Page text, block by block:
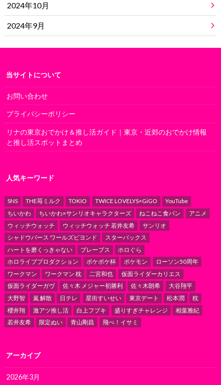
2024年10月
2024年9月
当サイトについて
お問い合わせ
プライバシーポリシー
リナの東京おでかけ＆推し活ガイド｜東京・近郊のおでかけ情報
と推し活スポットまとめ
人気キーワード
SNS THE苺ミルク TOKIO TWICE LOVELYS×GiGO
YouTube
ちいかわ
ちいかわ×サンリオキャラクターズ ねこねこ食パン
アニメ
ウィッチウォッチ
ウィッチウォッチ 若井友希
サンリオ
シャドウバース ワールズビヨンド
スターバックス
ハートを磨くっきゃない
ブレーブス
ホロぐら
ホロライブプロダクション
ポケポケ杯 ポケモン
ローソン50周年
ワークマン
ワークマン 枕 二宮和也
仮面ライダーカリエス
仮面ライダーガヴ
佐々木 メジャー初勝利 佐々木朗希
大谷翔平
大野智
嵐 解散 日テレ 星街すいせい 東京デート 松本潤
枕
櫻井翔
激アツ推し活 白上フブキ 盛りすぎチャレンジ
相葉雅紀
若井友希
限定ぬい 青山剛昌 飛べ！イサミ
アーカイブ
2026年3月